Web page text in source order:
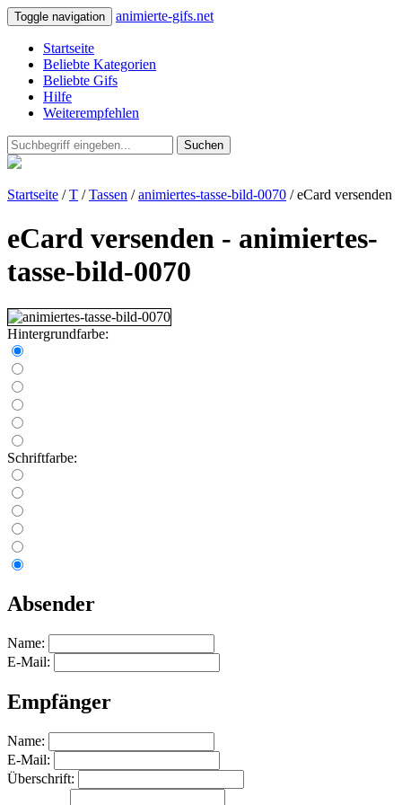
Toggle navigation animierte-gifs.net
Startseite
Beliebte Kategorien
Beliebte Gifs
Hilfe
Weiterempfehlen
Suchen
Startseite /T /Tassen /animiertes-tasse-bild-0070 / eCard versenden
eCard versenden - animiertes-
tasse-bild-0070
Hintergrundfarbe:
Schriftfarbe:
Absender
Name:
E-Mail:
Empfänger
Name:
E-Mail:
Überschrift: